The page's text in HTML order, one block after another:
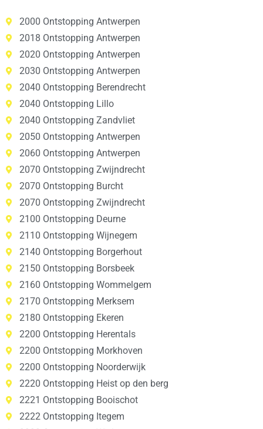
2000 Ontstopping Antwerpen
2018 Ontstopping Antwerpen
2020 Ontstopping Antwerpen
2030 Ontstopping Antwerpen
2040 Ontstopping Berendrecht
2040 Ontstopping Lillo
2040 Ontstopping Zandvliet
2050 Ontstopping Antwerpen
2060 Ontstopping Antwerpen
2070 Ontstopping Zwijndrecht
2070 Ontstopping Burcht
2070 Ontstopping Zwijndrecht
2100 Ontstopping Deurne
2110 Ontstopping Wijnegem
2140 Ontstopping Borgerhout
2150 Ontstopping Borsbeek
2160 Ontstopping Wommelgem
2170 Ontstopping Merksem
2180 Ontstopping Ekeren
2200 Ontstopping Herentals
2200 Ontstopping Morkhoven
2200 Ontstopping Noorderwijk
2220 Ontstopping Heist op den berg
2221 Ontstopping Booischot
2222 Ontstopping Itegem